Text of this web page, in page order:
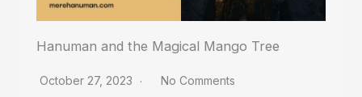
Hanuman and the Magical Mango Tree
October 27, 2023 No Comments